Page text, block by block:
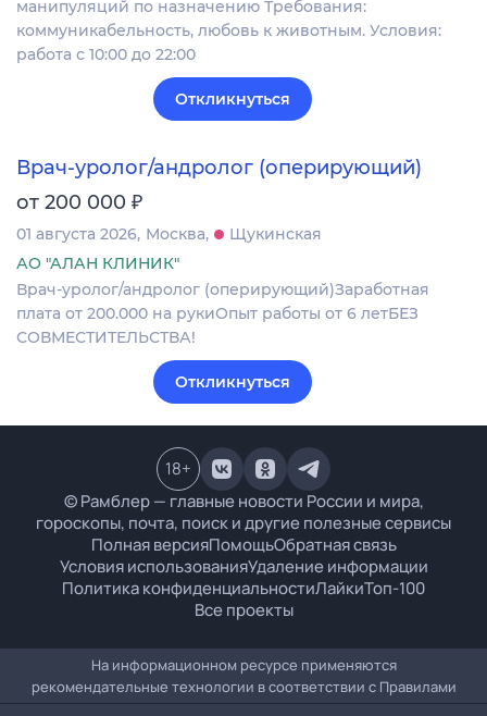
манипуляций по назначению Требования:
коммуникабельность, любовь к животным. Условия:
работа с 10:00 до 22:00
Откликнуться
Врач-уролог/андролог (оперирующий)
от 200 000 ₽
01 августа 2026 Москва
Щукинская
АО "АЛАН КЛИНИК"
Врач-уролог/андролог (оперирующий)Заработная
плата от 200.000 на рукиОпыт работы от 6 летБЕЗ
СОВМЕСТИТЕЛЬСТВА!
Откликнуться
© Рамблер — главные новости России и мира,
гороскопы, почта, поиск и другие полезные сервисы
Полная версияПомощьОбратная связь
Условия использованияУдаление информации
Политика конфиденциальностиЛайкиТоп-100
Все проекты
18+
На информационном ресурсе применяются
рекомендательные технологии в соответствии с Правилами